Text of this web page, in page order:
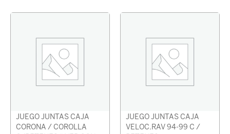
JUEGO JUNTAS CAJA
CORONA / COROLLA
JUEGO JUNTAS CAJA
VELOC.RAV 94-99 C /